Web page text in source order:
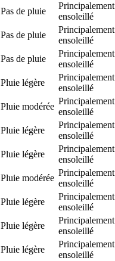
Pas de pluie
Principalement
ensoleillé
Pas de pluie
Principalement
ensoleillé
Pas de pluie
Principalement
ensoleillé
Pluie légère
Principalement
ensoleillé
Pluie modérée
Principalement
ensoleillé
Pluie légère
Principalement
ensoleillé
Pluie légère
Principalement
ensoleillé
Pluie modérée
Principalement
ensoleillé
Pluie légère
Principalement
ensoleillé
Pluie légère
Principalement
ensoleillé
Pluie légère
Principalement
ensoleillé